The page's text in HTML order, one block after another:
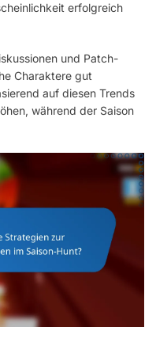
erfolgreich
und Patch-
Charaktere gut
auf diesen Trends
während der Saison